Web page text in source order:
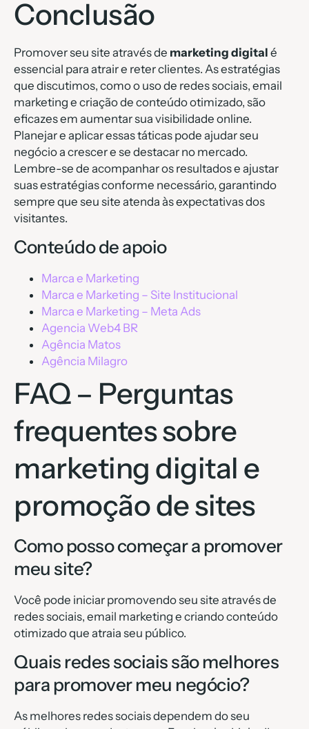
Conclusão
Promover seu site através de marketing digital é
essencial para atrair e reter clientes. As estratégias
que discutimos, como o uso de redes sociais, email
marketing e criação de conteúdo otimizado, são
eficazes em aumentar sua visibilidade online.
Planejar e aplicar essas táticas pode ajudar seu
negócio a crescer e se destacar no mercado.
Lembre-se de acompanhar os resultados e ajustar
suas estratégias conforme necessário, garantindo
sempre que seu site atenda às expectativas dos
visitantes.
Conteúdo de apoio
Marca e Marketing
Marca e Marketing – Site Institucional
Marca e Marketing – Meta Ads
Agencia Web4 BR
Agência Matos
Agência Milagro
FAQ – Perguntas
frequentes sobre
marketing digital e
promoção de sites
Como posso começar a promover
meu site?
Você pode iniciar promovendo seu site através de
redes sociais, email marketing e criando conteúdo
otimizado que atraia seu público.
Quais redes sociais são melhores
para promover meu negócio?
As melhores redes sociais dependem do seu